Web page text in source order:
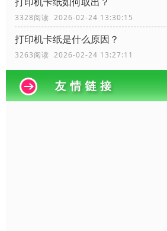
3328阅读 2026-02-24 13:30:15
打印机卡纸是什么原因？
3263阅读 2026-02-24 13:27:11